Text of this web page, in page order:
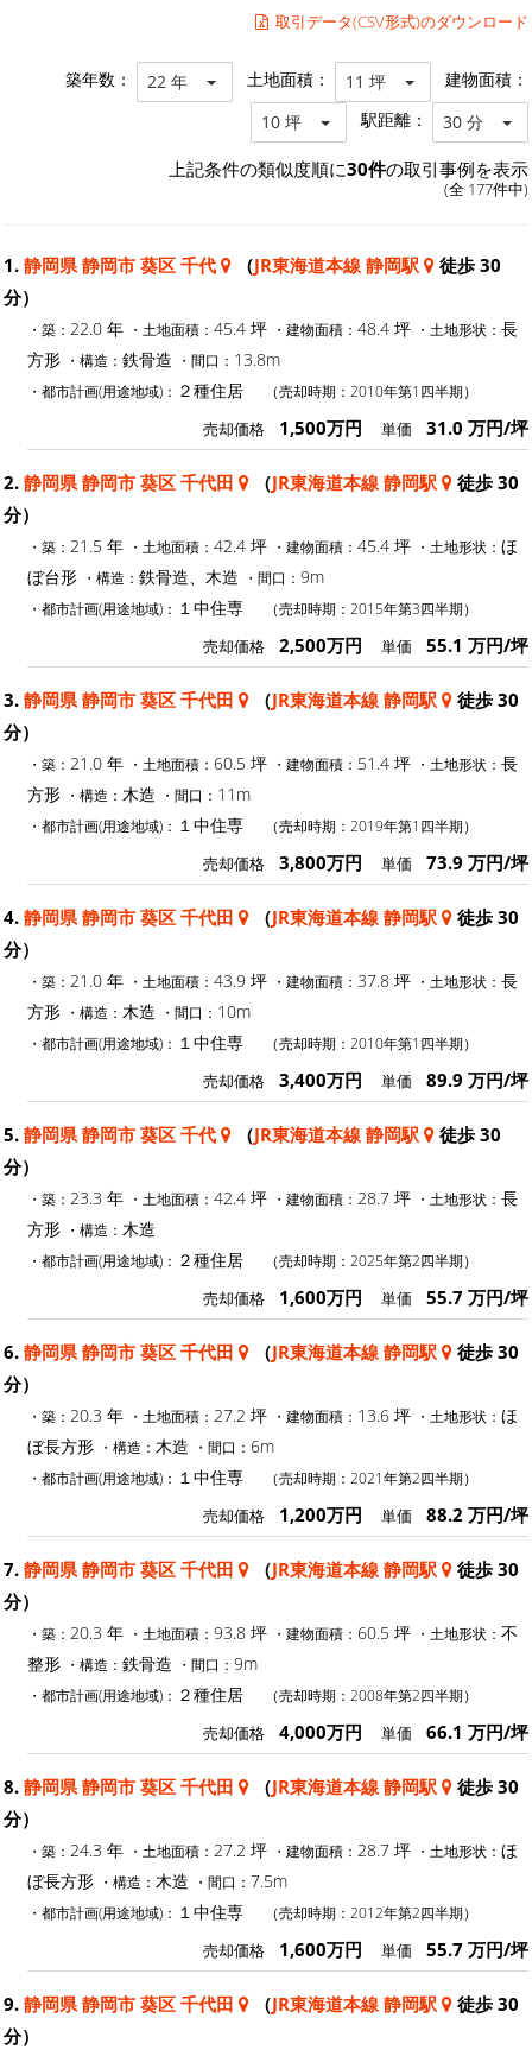
取引データ(CSV形式)のダウンロード
築年数： 22 年 土地面積： 11 坪 建物面積：
10 坪 駅距離： 30 分
上記条件の類似度順に30件の取引事例を表示
(全 177件中)
1. 静岡県 静岡市 葵区 千代 （JR東海道本線 静岡駅
徒歩 30
分）
・築： 22.0 年 ・土地面積： 45.4 坪 ・建物面積： 48.4 坪 ・土地形状： 長
方形 ・構造： 鉄骨造 ・間口： 13.8m
・都市計画(用途地域)： ２種住居 （売却時期：2010年第1四半期）
売却価格 1,500万円 単価 31.0 万円/坪
2. 静岡県 静岡市 葵区 千代田 （JR東海道本線 静岡駅
徒歩 30
分）
・築： 21.5 年 ・土地面積： 42.4 坪 ・建物面積： 45.4 坪 ・土地形状： ほ
ぼ台形 ・構造： 鉄骨造、木造 ・間口： 9m
・都市計画(用途地域)： １中住専 （売却時期：2015年第3四半期）
売却価格 2,500万円 単価 55.1 万円/坪
3. 静岡県 静岡市 葵区 千代田 （JR東海道本線 静岡駅
徒歩 30
分）
・築： 21.0 年 ・土地面積： 60.5 坪 ・建物面積： 51.4 坪 ・土地形状： 長
方形 ・構造： 木造 ・間口： 11m
・都市計画(用途地域)： １中住専 （売却時期：2019年第1四半期）
売却価格 3,800万円 単価 73.9 万円/坪
4. 静岡県 静岡市 葵区 千代田 （JR東海道本線 静岡駅
徒歩 30
分）
・築： 21.0 年 ・土地面積： 43.9 坪 ・建物面積： 37.8 坪 ・土地形状： 長
方形 ・構造： 木造 ・間口： 10m
・都市計画(用途地域)： １中住専 （売却時期：2010年第1四半期）
売却価格 3,400万円 単価 89.9 万円/坪
5. 静岡県 静岡市 葵区 千代 （JR東海道本線 静岡駅
徒歩 30
分）
・築： 23.3 年 ・土地面積： 42.4 坪 ・建物面積： 28.7 坪 ・土地形状： 長
方形 ・構造： 木造
・都市計画(用途地域)： ２種住居 （売却時期：2025年第2四半期）
売却価格 1,600万円 単価 55.7 万円/坪
6. 静岡県 静岡市 葵区 千代田 （JR東海道本線 静岡駅
徒歩 30
分）
・築： 20.3 年 ・土地面積： 27.2 坪 ・建物面積： 13.6 坪 ・土地形状： ほ
ぼ長方形 ・構造： 木造 ・間口： 6m
・都市計画(用途地域)： １中住専 （売却時期：2021年第2四半期）
売却価格 1,200万円 単価 88.2 万円/坪
7. 静岡県 静岡市 葵区 千代田 （JR東海道本線 静岡駅
徒歩 30
分）
・築： 20.3 年 ・土地面積： 93.8 坪 ・建物面積： 60.5 坪 ・土地形状： 不
整形 ・構造： 鉄骨造 ・間口： 9m
・都市計画(用途地域)： ２種住居 （売却時期：2008年第2四半期）
売却価格 4,000万円 単価 66.1 万円/坪
8. 静岡県 静岡市 葵区 千代田 （JR東海道本線 静岡駅
徒歩 30
分）
・築： 24.3 年 ・土地面積： 27.2 坪 ・建物面積： 28.7 坪 ・土地形状： ほ
ぼ長方形 ・構造： 木造 ・間口： 7.5m
・都市計画(用途地域)： １中住専 （売却時期：2012年第2四半期）
売却価格 1,600万円 単価 55.7 万円/坪
9. 静岡県 静岡市 葵区 千代田 （JR東海道本線 静岡駅
徒歩 30
分）